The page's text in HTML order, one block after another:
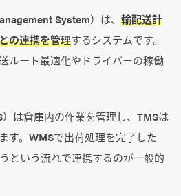
System）は、 輸配送計
の連携を管理するシステムです。
ルート最適化やドライバーの稼働
は倉庫内の作業を管理し、TMSは
す。WMSで出荷処理を完了した
という流れで連携するのが一般的